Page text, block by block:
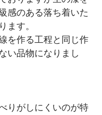
感のある落ち着いた
ます。
を作る工程と同じ作
い品物になりまし
りがしにくいのが特